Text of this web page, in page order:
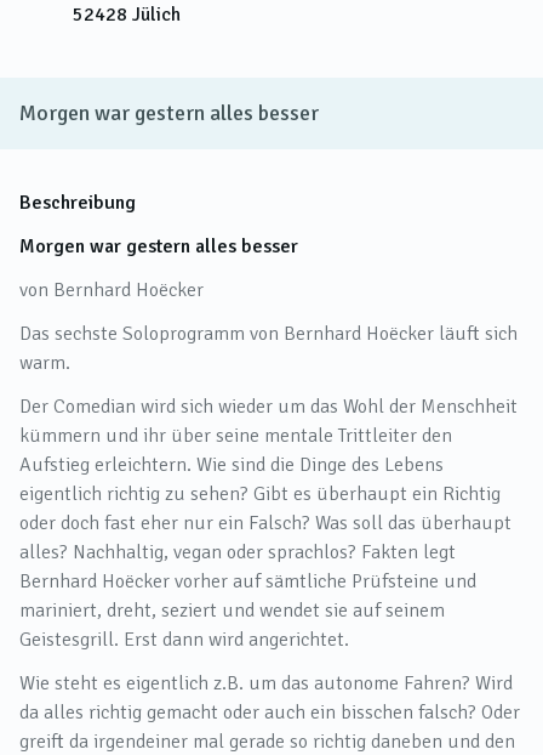
52428 Jülich
Morgen war gestern alles besser
Beschreibung
Morgen war gestern alles besser
von Bernhard Hoëcker
Das sechste Soloprogramm von Bernhard Hoëcker läuft sich
warm.
Der Comedian wird sich wieder um das Wohl der Menschheit
kümmern und ihr über seine mentale Trittleiter den
Aufstieg erleichtern. Wie sind die Dinge des Lebens
eigentlich richtig zu sehen? Gibt es überhaupt ein Richtig
oder doch fast eher nur ein Falsch? Was soll das überhaupt
alles? Nachhaltig, vegan oder sprachlos? Fakten legt
Bernhard Hoëcker vorher auf sämtliche Prüfsteine und
mariniert, dreht, seziert und wendet sie auf seinem
Geistesgrill. Erst dann wird angerichtet.
Wie steht es eigentlich z.B. um das autonome Fahren? Wird
da alles richtig gemacht oder auch ein bisschen falsch? Oder
greift da irgendeiner mal gerade so richtig daneben und den